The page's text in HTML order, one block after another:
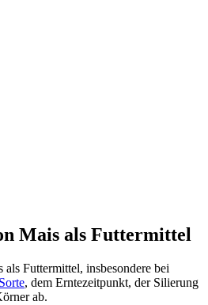
Mais als Futtermittel
Futtermittel, insbesondere bei
Sorte, dem Erntezeitpunkt, der Silierung
ab.